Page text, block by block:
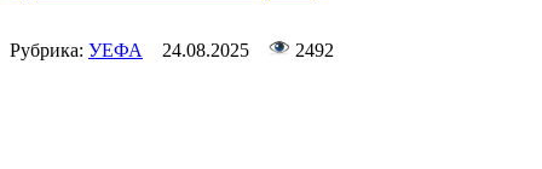
Рубрика: УЕФА 24.08.2025 2492